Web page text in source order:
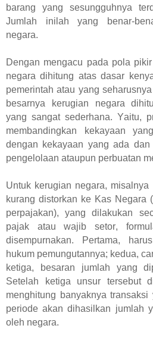
barang yang sesungguhnya
Jumlah inilah yang benar-
negara.
Dengan mengacu pada pola
negara dihitung atas dasar
pemerintah atau yang
besarnya kerugian negara
yang sangat sederhana. Yaitu,
membandingkan kekayaan
dengan kekayaan yangada dan
pengelolaan ataupun perbuatan
Untuk kerugian negara,
kurang distorkan ke Kas Negara
perpajakan), yang dilakukan
pajak atau wajib setor,
disempurnakan. Pertama,
hukum pemungutannya; kedua,
ketiga, besaran jumlah yang
Setelah ketiga unsur tersebut
menghitung banyaknya
periode akan dihasilkan jumlah
oleh negara.